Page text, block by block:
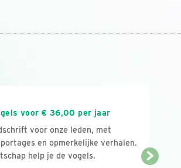
voor € 36,00 per jaar
voor onze leden, met
en opmerkelijke verhalen.
help je de vogels.